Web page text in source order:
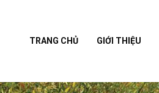
TRANG CHỦ GIỚI THIỆU